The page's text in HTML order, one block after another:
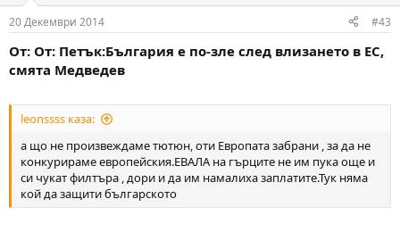
20 Декември 2014 #43
От: От: Петък:България е по-зле след влизането в ЕС,
смята Медведев
leonssss каза:
а що не произвеждаме тютюн, оти Европата забрани , за да не
конкурираме европейския.ЕВАЛА на гърците не им пука още и
си чукат филтъра , дори и да им намалиха заплатите.Тук няма
кой да защити българското